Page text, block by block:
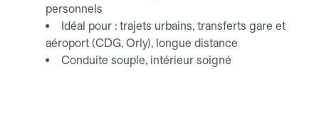
personnels
Idéal pour : trajets urbains, transferts gare et
aéroport (CDG, Orly), longue distance
Conduite souple, intérieur soigné